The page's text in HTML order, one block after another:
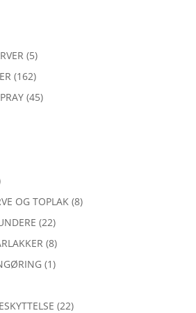
(5)
(162)
(45)
OG TOPLAK (8)
(22)
(8)
(1)
(22)